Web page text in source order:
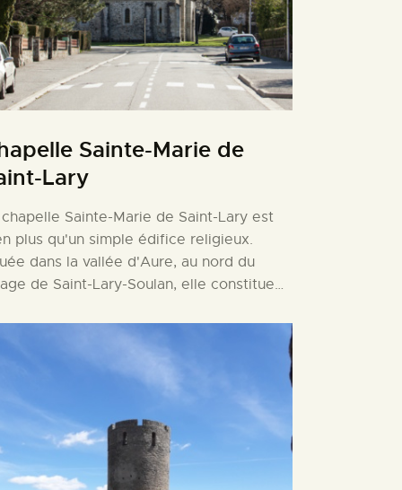
Sainte-Marie de
Lary
Sainte-Marie de Saint-Lary est
plus qu'un simple édifice religieux.
dans la vallée d'Aure, au nord du
de Saint-Lary-Soulan, elle constitue…